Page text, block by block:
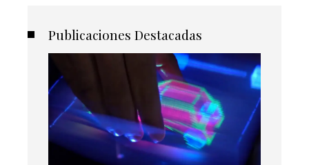
Publicaciones Destacadas